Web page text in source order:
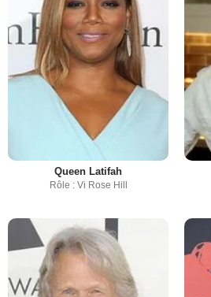
Queen Latifah
Rôle : Vi Rose Hill